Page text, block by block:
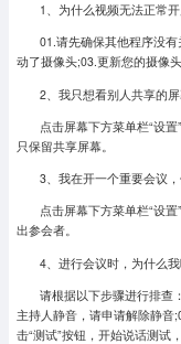
1、为什么视频无法正常
01.请先确保其他程序没
动了摄像头;03.更新您的摄像头
2、我只想看别人共享的
点击屏幕下方菜单栏“设
只保留共享屏幕。
3、我在开一个重要会议
点击屏幕下方菜单栏“设
出参会者。
4、进行会议时，为什么
请根据以下步骤进行排查
主持人静音，请申请解除静音
击“测试”按钮，开始说话测试